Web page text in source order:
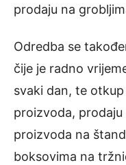
prodaju na
Odredba se
čije je radno
svaki dan, te
proizvoda,
proizvoda na
boksovima na